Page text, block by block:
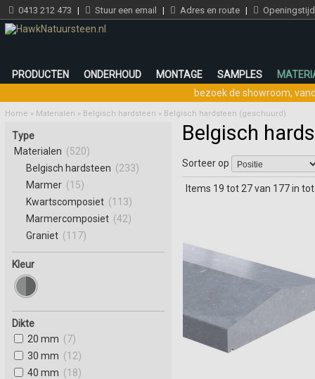
0413 212 473 | Stuur een email | Adres en route |
PRODUCTEN ONDERHOUD MONTAGE SAMPLES
bezoek de showroom,
Home » Materialen » Belgisch hardsteen » Belgisch hardsteen (geschuurd)
Belgisch
Sorteer op
Items 19 tot 27 van 177 in
Type
Materialen (520)
Belgisch hardsteen (233)
Marmer (15)
Kwartscomposiet (113)
Marmercomposiet (42)
Graniet (117)
Kleur
Dikte
20 mm (7)
30 mm (12)
40 mm (18)